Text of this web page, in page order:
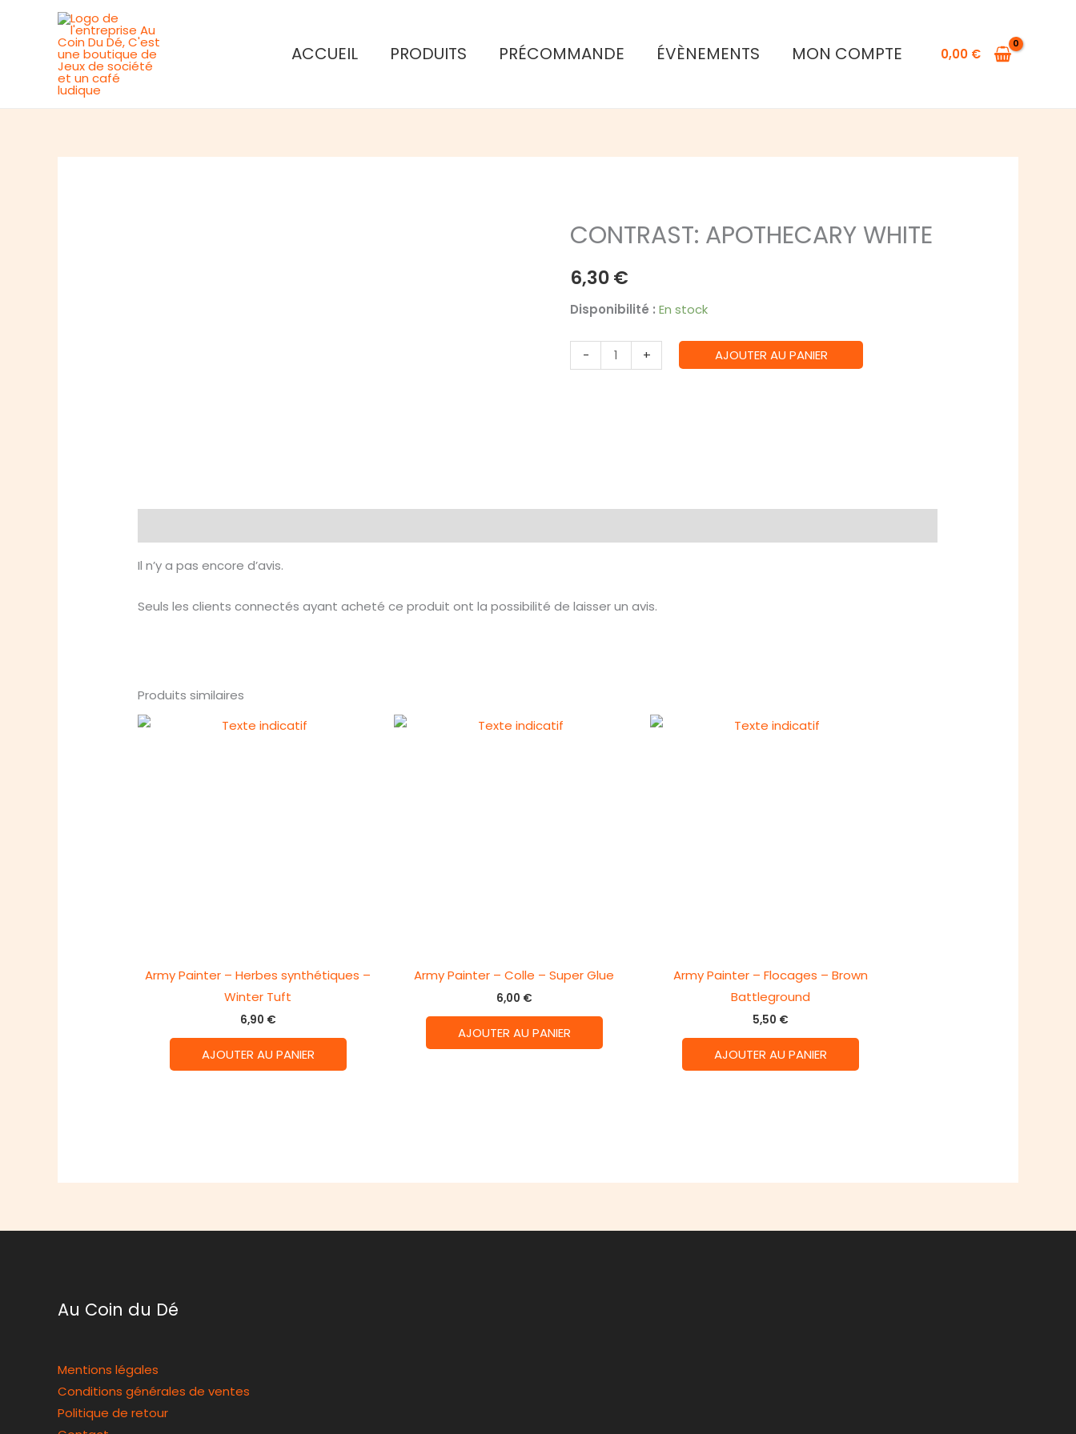
ACCUEIL PRODUITS PRÉCOMMANDE ÉVÈNEMENTS MON COMPTE 0,00 €
CONTRAST: APOTHECARY WHITE
6,30€
Disponibilité : En stock
-
quantité
de
+ AJOUTER AU PANIER
Il n’y a pas encore d’avis.
Seuls les clients connectés ayant acheté ce produit ont la possibilité de laisser un avis.
Produits similaires
Army Painter – Herbes synthétiques –
Winter Tuft
6,90 €
AJOUTER AU PANIER
Army Painter – Colle – Super Glue
6,00 €
AJOUTER AU PANIER
Army Painter – Flocages – Brown
Battleground
5,50 €
AJOUTER AU PANIER
Au Coin du Dé
Mentions légales
Conditions générales de ventes
Politique de retour
WHITE